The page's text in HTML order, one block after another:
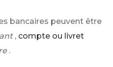
bancaires peuvent être
, compte ou livret
.